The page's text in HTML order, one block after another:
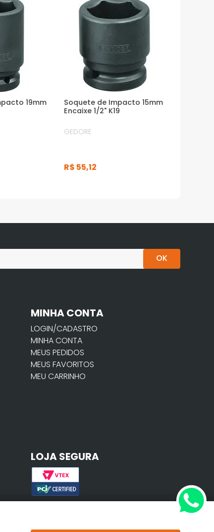
19mm
Soquete de Impacto 15mm
Encaixe 1/2" K19
GEDORE
R$ 55,12
OK
MINHA CONTA
LOGIN/CADASTRO
MINHA CONTA
MEUS PEDIDOS
MEUS FAVORITOS
MEU CARRINHO
LOJA SEGURA